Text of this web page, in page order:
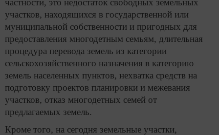
частности, это недостаток свободных земельных
участков, находящихся в государственной или
муниципальной собственности и пригодных для
предоставления многодетным семьям, длительная
процедура перевода земель из категории
сельскохозяйственного назначения в категорию
земель населенных пунктов, нехватка средств на
подготовку проектов планировки и межевания
участков, отказ многодетных семей от
предлагаемых земель.
Кроме того, на сегодня земельные участки,